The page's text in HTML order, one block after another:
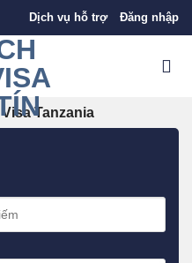
Dịch vụ hỗ trợ Đăng nhập
Visa Tanzania